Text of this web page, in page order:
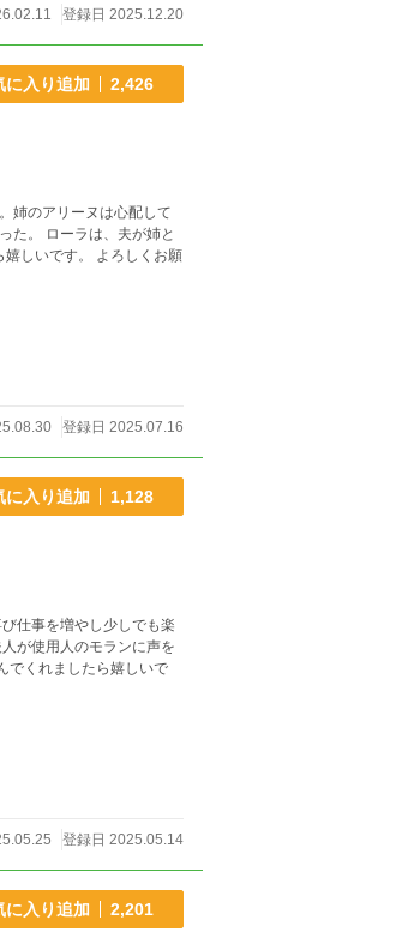
登録日 2025.12.20
に入り追加 2,426
姉のアリーヌは心配して
た。 ローラは、夫が姉と
しいです。 よろしくお願
登録日 2025.07.16
に入り追加 1,128
仕事を増やし少しでも楽
が使用人のモランに声を
登録日 2025.05.14
に入り追加 2,201